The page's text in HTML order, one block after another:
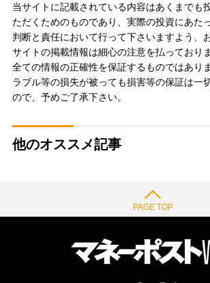
当サイトに記載されている内容はあくまでも
ただくためのものであり、実際の投資にあた
判断と責任において行って下さいますよう、
サイトの掲載情報は細心の注意を払っており
全ての情報の正確性を保証するものではあり
ラブル等の損失が被っても損害等の保証は一
ので、予めご了承下さい。
他のオススメ記事
PAGE TOP